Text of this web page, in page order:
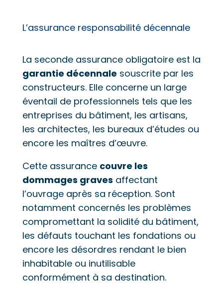
L’assurance responsabilité décennale
La seconde assurance obligatoire est la
garantie décennale souscrite par les
constructeurs. Elle concerne un large
éventail de professionnels tels que les
entreprises du bâtiment, les artisans,
les architectes, les bureaux d’études ou
encore les maîtres d’œuvre.
Cette assurance couvre les
dommages graves affectant
l’ouvrage après sa réception. Sont
notamment concernés les problèmes
compromettant la solidité du bâtiment,
les défauts touchant les fondations ou
encore les désordres rendant le bien
inhabitable ou inutilisable
conformément à sa destination.